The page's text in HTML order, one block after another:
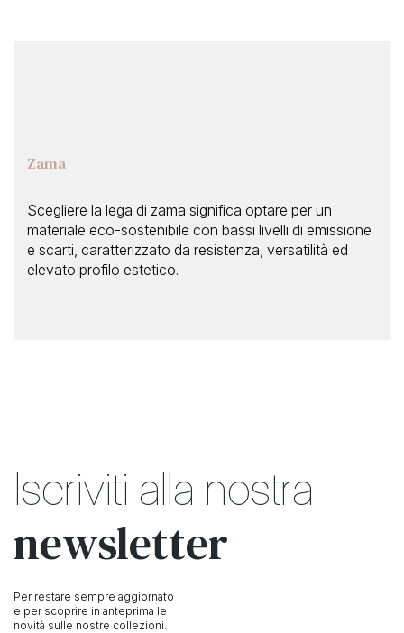
Zama
Scegliere la lega di zama significa optare per un
materiale eco-sostenibile con bassi livelli di emissione
e scarti, caratterizzato da resistenza, versatilità ed
elevato profilo estetico.
Iscriviti alla nostra
newsletter
Per restare sempre aggiornato
e per scoprire in anteprima le
novità sulle nostre collezioni.